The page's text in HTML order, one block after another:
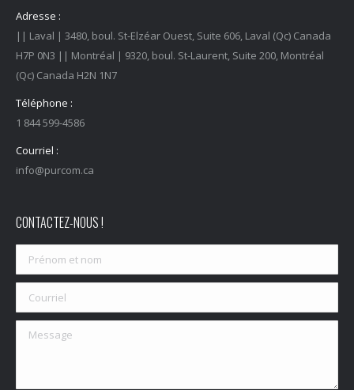
Adresse :
|| Laval | 3480, boul. St-Elzéar Ouest, Suite 606, Laval (Qc) Canada
H7P 0N3 || Montréal | 9320, boul. St-Laurent, Suite 200, Montréal
(Qc) Canada H2N 1N7
Téléphone :
1 844 599-4586
Courriel :
info@purcom.ca
CONTACTEZ-NOUS !